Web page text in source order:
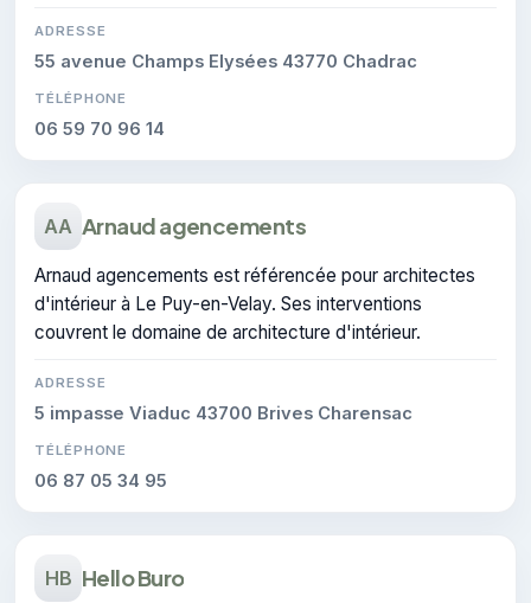
ADRESSE
55 avenue Champs Elysées 43770 Chadrac
TÉLÉPHONE
06 59 70 96 14
AA Arnaud agencements
Arnaud agencements est référencée pour architectes
d'intérieur à Le Puy-en-Velay. Ses interventions
couvrent le domaine de architecture d'intérieur.
ADRESSE
5 impasse Viaduc 43700 Brives Charensac
TÉLÉPHONE
06 87 05 34 95
HB Hello Buro